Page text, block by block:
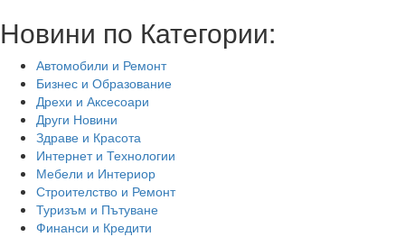
Новини по Категории:
Автомобили и Ремонт
Бизнес и Образование
Дрехи и Аксесоари
Други Новини
Здраве и Красота
Интернет и Технологии
Мебели и Интериор
Строителство и Ремонт
Туризъм и Пътуване
Финанси и Кредити